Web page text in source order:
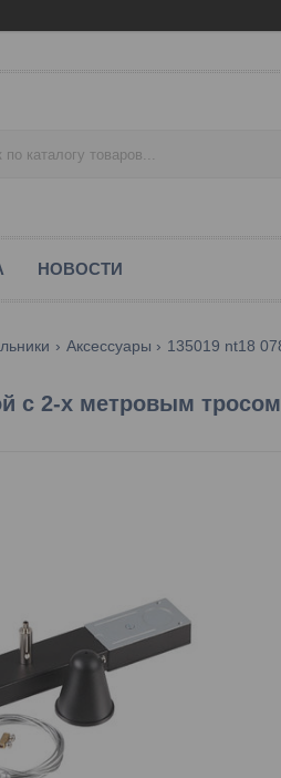
НОВОСТИ
Аксессуары 135019 nt18
с 2-х метровым тросом